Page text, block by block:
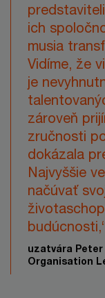
ich
musia
Vidíme, že
je
zároveň
zručnosti
dokázala
Najvyššie
načúvať
uzatvára Peter
Organisation